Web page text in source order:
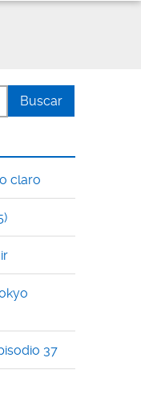
claro
37